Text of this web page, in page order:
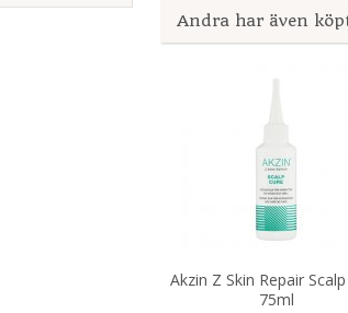
Andra har även
Akzin Z Skin Repair
75ml